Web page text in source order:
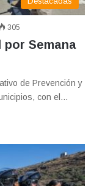
305
Semana
de Prevención y
con el…